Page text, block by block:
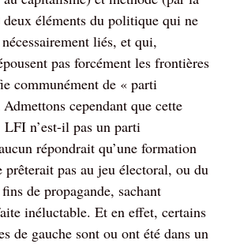
éléments du politique qui ne
liés, et qui,
pas forcément les frontières
communément de « parti
cependant que cette
n’est-il pas un parti
répondrait qu’une formation
prêterait pas au jeu électoral, ou du
de propagande, sachant
inéluctable. Et en effet, certains
de gauche sont ou ont été dans un